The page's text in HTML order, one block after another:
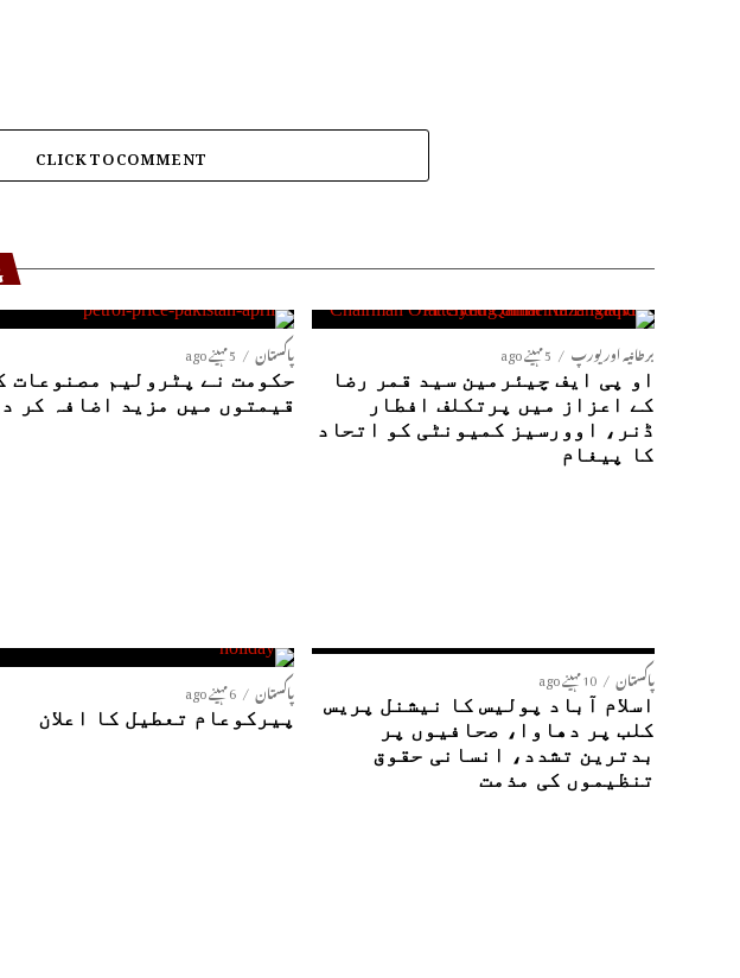
CLICK TO COMMENT
برطانیہ اور یورپ 5 مہینے ago
او پی ایف چیئرمین سید قمر رضا
کے اعزاز میں پرتکلف افطار
ڈنر، اوورسیز کمیونٹی کو اتحاد
کا پیغام
پاکستان 5 مہینے ago
حکومت نے پٹرولیم مصنوعات
قیمتوں میں مزید اضافہ کر
پاکستان 10 مہینے ago
اسلام آباد پولیس کا نیشنل پریس
کلب پر دھاوا، صحافیوں پر
بدترین تشدد، انسانی حقوق
تنظیموں کی مذمت
پاکستان 6 مہینے ago
پیرکوعام تعطیل کا اعلان